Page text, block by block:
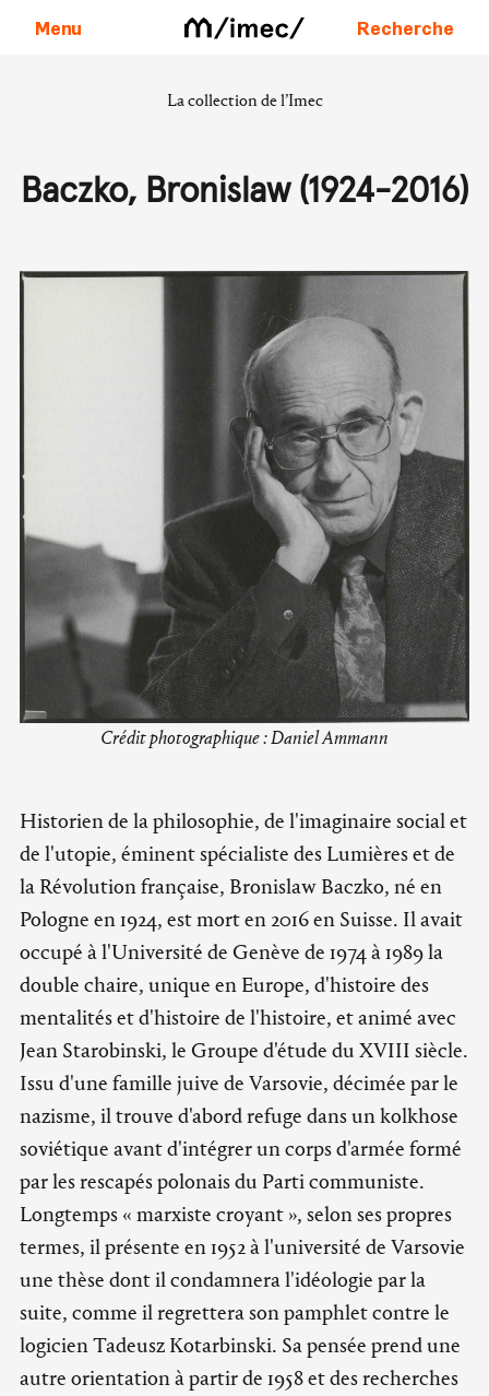
Menu Recherche
La collection de l’Imec
Baczko, Bronislaw (1924-2016)
Crédit photographique : Daniel Ammann
Historien de la philosophie, de l'imaginaire social et
de l'utopie, éminent spécialiste des Lumières et de
la Révolution française, Bronislaw Baczko, né en
Pologne en 1924, est mort en 2016 en Suisse. Il avait
occupé à l'Université de Genève de 1974 à 1989 la
double chaire, unique en Europe, d'histoire des
mentalités et d'histoire de l'histoire, et animé avec
Jean Starobinski, le Groupe d'étude du XVIII siècle.
Issu d'une famille juive de Varsovie, décimée par le
nazisme, il trouve d'abord refuge dans un kolkhose
soviétique avant d'intégrer un corps d'armée formé
par les rescapés polonais du Parti communiste.
Longtemps « marxiste croyant », selon ses propres
termes, il présente en 1952 à l'université de Varsovie
une thèse dont il condamnera l'idéologie par la
suite, comme il regrettera son pamphlet contre le
logicien Tadeusz Kotarbinski. Sa pensée prend une
autre orientation à partir de 1958 et des recherches